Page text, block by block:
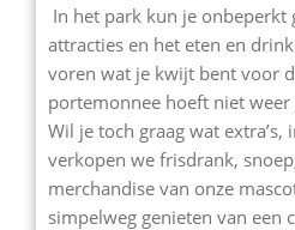
In het park kun je onbeperkt
attracties en het eten en
voren wat je kwijt bent voor
portemonnee hoeft niet
Wil je toch graag wat
verkopen we frisdrank,
merchandise van onze
simpelweg genieten van een